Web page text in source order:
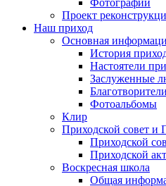
Фотографии
Проект
Наш приход
Основная
История
Настоятели
Заслуженные
Фотоальбомы
Клир
Приходской совет и
Приходской
Приходской
Воскресная школа
Общая